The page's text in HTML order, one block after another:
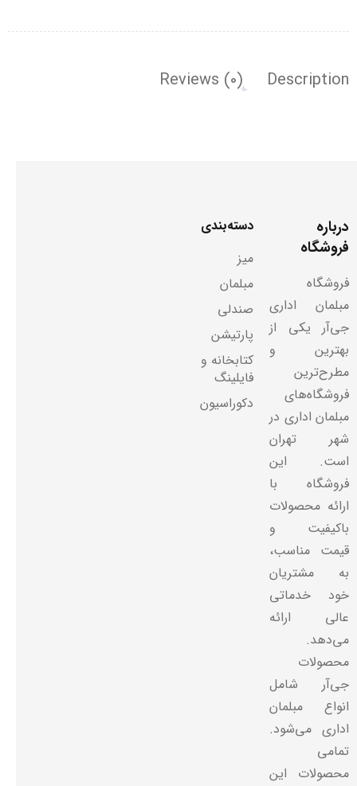
Description
Reviews (0)
درباره
فروشگاه
فروشگاه
مبلمان اداری
جی‌آر یکی از
بهترین و
مطرح‌ترین
فروشگاه‌های
مبلمان اداری در
شهر تهران
است. این
فروشگاه با
ارائه محصولات
باکیفیت و
قیمت مناسب،
به مشتریان
خود خدماتی
عالی ارائه
می‌دهد.
محصولات
جی‌آر شامل
انواع مبلمان
اداری می‌شود.
تمامی
محصولات این
دسته‌بندی
میز
مبلمان
صندلی
پارتیشن
کتابخانه و
فایلینگ
دکوراسیون